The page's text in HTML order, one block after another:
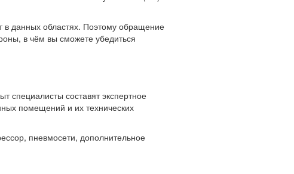
данных областях. Поэтому обращение
в чём вы сможете убедиться
составят экспертное
помещений и их технических
пневмосети, дополнительное